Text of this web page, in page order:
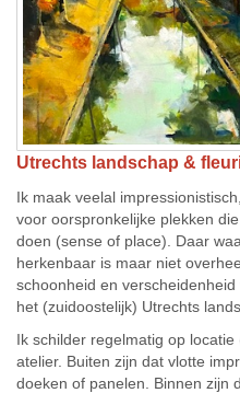
Utrechts landschap &
Ik maak veelal
voor oorspronkelijke plekken
doen (sense of place). Daar
herkenbaar is maar niet
schoonheid en
het (zuidoostelijk) Utrechts
Ik schilder regelmatig op
atelier. Buiten zijn dat vlotte
doeken of panelen. Binnen zijn